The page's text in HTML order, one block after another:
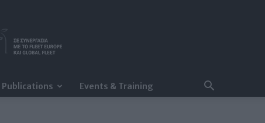
Publications Events & Training